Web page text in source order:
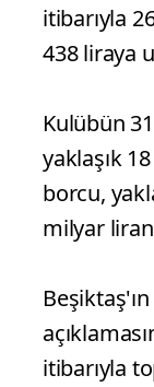
itibarıyla
438 liraya
Kulübün
yaklaşık
borcu,
milyar
itibarıyla